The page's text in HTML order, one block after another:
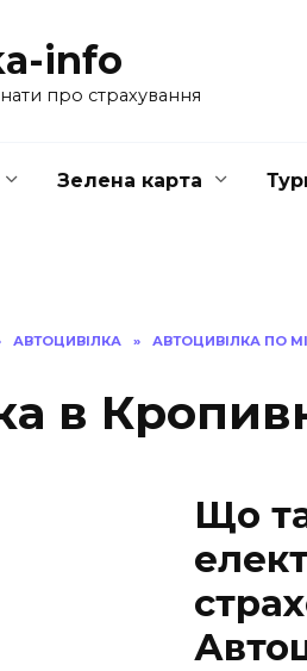
info
про страхування
Зелена карта
АВТОЦИВІЛКА » АВТОЦИВІЛКА ПО
в
Що